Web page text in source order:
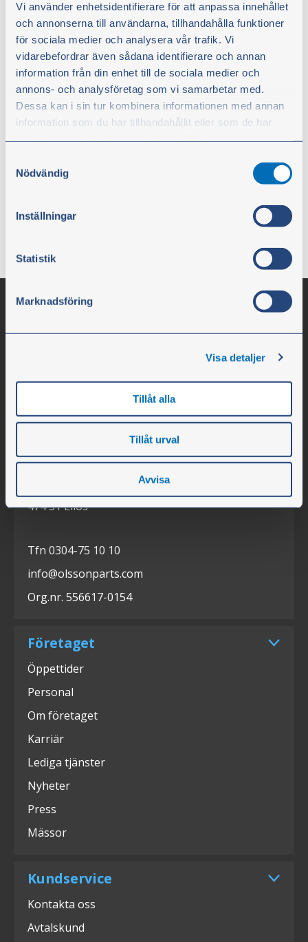
Vi använder enhetsidentifierare för att anpassa innehållet
och annonserna till användarna, tillhandahålla funktioner
för sociala medier och analysera vår trafik. Vi
vidarebefordrar även sådana identifierare och annan
information från din enhet till de sociala medier och
annons- och analysföretag som vi samarbetar med.
Dessa kan i sin tur kombinera informationen med annan
information som du har tillhandahållit eller som de har
Du kan när som helst ändra ditt val. För att återkalla ditt
samtycke klickar du på ”Cookie-ikonen” längst ned till
Nödvändig
Inställningar
Statistik
Marknadsföring
Visa detaljer
Tillåt alla
Tillåt urval
Avvisa
2015. Med närheten till naturen och lugn och ro trivs
han på sin gård i Hassela. Med Olsson Parts bjuder
han på jordnära mekartips direkt från verkstaden
hemma på gården i Hälsingland.
Olssons i Ellös AB
474 31 Ellös
Tfn 0304-75 10 10
info@olssonparts.com
Org.nr. 556617-0154
Företaget
Öppettider
Personal
Om företaget
Karriär
Lediga tjänster
Nyheter
Press
Mässor
Kundservice
Kontakta oss
Avtalskund